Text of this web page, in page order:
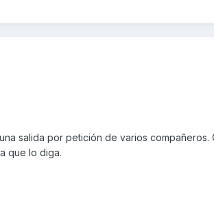
salida por petición de varios compañeros.
que lo diga.